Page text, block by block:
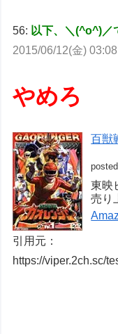
56: 以下、＼(^o^)／
2015/06/12(金)
やめろ
百獣
東映
売り
引用元：
https://viper.2ch.sc/